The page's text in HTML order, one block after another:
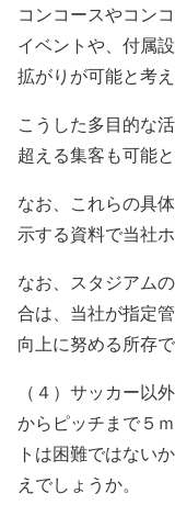
コンコースやコン
イベントや、付属
拡がりが可能と考え
こうした多目的な
超える集客も可能
なお、これらの具
示する資料で当社
なお、スタジアム
合は、当社が指定
向上に努める所存で
（４）サッカー以
からピッチまで５
トは困難ではない
えでしょうか。